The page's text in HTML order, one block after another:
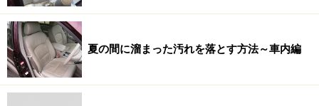
夏の間に溜まった汚れを落とす方法～車内編